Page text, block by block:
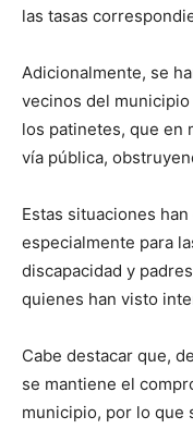
las tasas
Adicionalmente, se
vecinos del
los patinetes, que en
vía pública,
Estas situaciones
especialmente para
discapacidad y
quienes han visto
Cabe destacar que,
se mantiene el
municipio, por lo que